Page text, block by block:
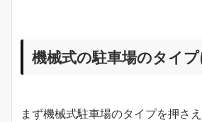
機械式の駐車場のタイ
まず機械式駐車場のタイプを押さ